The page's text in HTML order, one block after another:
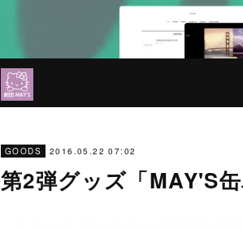
GOODS 2016.05.22 07:02
第2弾グッズ「MAY'S